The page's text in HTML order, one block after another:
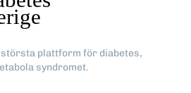
plattform för diabetes,
syndromet.